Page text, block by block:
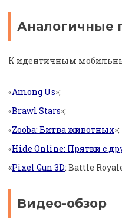
Аналогичные
К идентичным
«Among Us»;
«Brawl Stars»;
«Zooba: Битва животных»;
«Hide Online: Прятки с
«Pixel Gun 3D: Battle
Видео-обзор